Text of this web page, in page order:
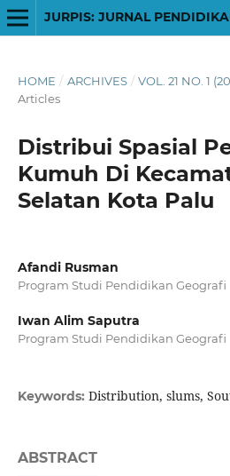
JURPIS: JURNAL
HOME / ARCHIVES / VOL. 21 NO. 1
Articles
Distribui Spasial
Kumuh Di
Selatan Kota Palu
Afandi Rusman
Program Studi Pendidikan Geografi
Iwan Alim Saputra
Program Studi Pendidikan Geografi
Keywords: Distribution, slums,
ABSTRACT